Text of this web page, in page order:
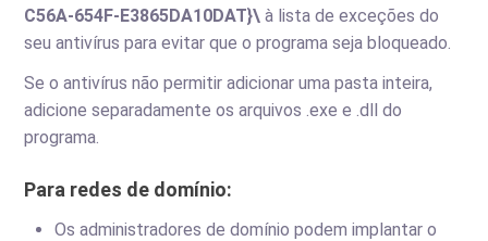
C56A-654F-E3865DA10DAT}\ à lista de exceções do
seu antivírus para evitar que o programa seja bloqueado.
Se o antivírus não permitir adicionar uma pasta inteira,
adicione separadamente os arquivos .exe e .dll do
programa.
Para redes de domínio:
Os administradores de domínio podem implantar o